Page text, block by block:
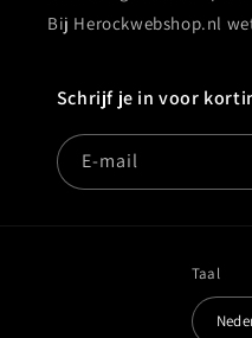
Bij Herockwebshop.nl
Schrijf je in voor
E‑mail
Taal